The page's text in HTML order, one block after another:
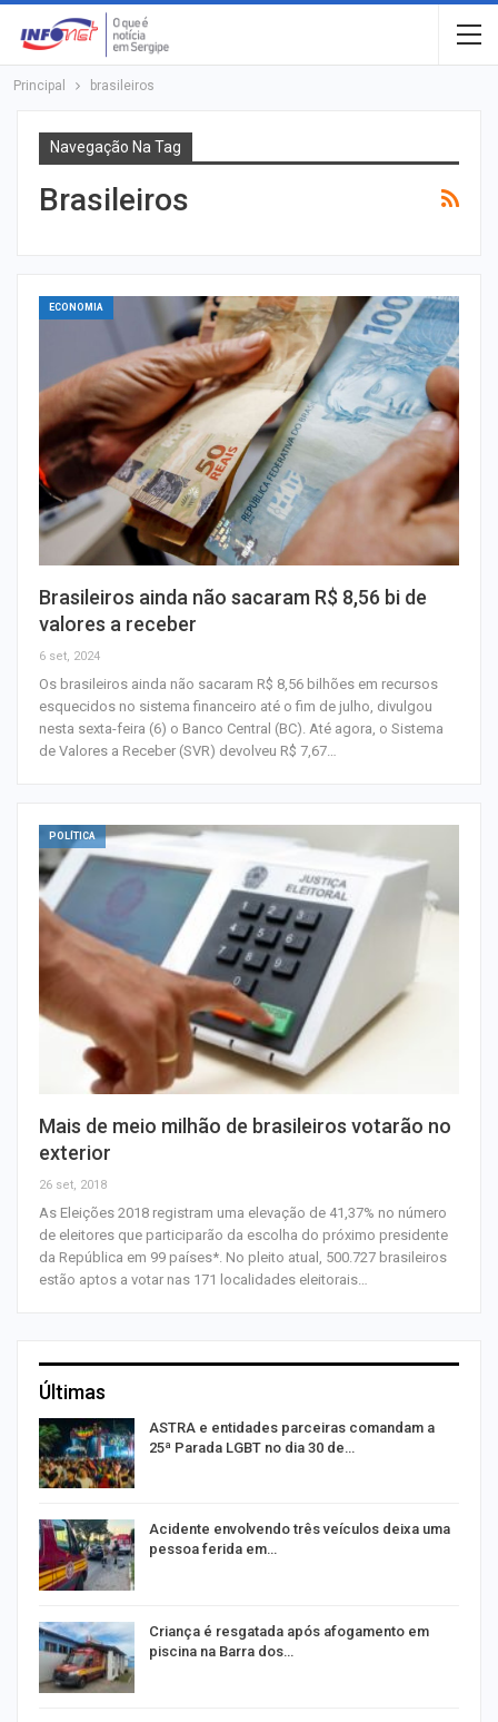
Principal brasileiros
Navegação Na Tag
Brasileiros
ECONOMIA
Brasileiros ainda não sacaram R$ 8,56 bi de
valores a receber
6 set, 2024
Os brasileiros ainda não sacaram R$ 8,56 bilhões em recursos
esquecidos no sistema financeiro até o fim de julho, divulgou
nesta sexta-feira (6) o Banco Central (BC). Até agora, o Sistema
de Valores a Receber (SVR) devolveu R$ 7,67…
POLÍTICA
Mais de meio milhão de brasileiros votarão no
exterior
26 set, 2018
As Eleições 2018 registram uma elevação de 41,37% no número
de eleitores que participarão da escolha do próximo presidente
da República em 99 países*. No pleito atual, 500.727 brasileiros
estão aptos a votar nas 171 localidades eleitorais…
Últimas
ASTRA e entidades parceiras comandam a
25ª Parada LGBT no dia 30 de…
Acidente envolvendo três veículos deixa uma
pessoa ferida em…
Criança é resgatada após afogamento em
piscina na Barra dos…